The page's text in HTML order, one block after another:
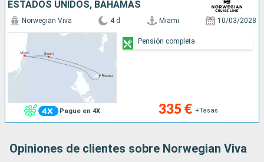
ESTADOS UNIDOS, BAHAMAS
Pague en 4X
Norwegian Viva 4 d Miami 10/03/2028
335 € +Tasas
Pensión completa
Opiniones de clientes sobre Norwegian Viva